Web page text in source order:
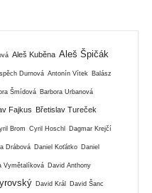
Aleš Kuběna Aleš Špičák
Durnová Antonín Vítek Balász
Šmídová Barbora Urbanová
Fajkus Břetislav Tureček
Brom Cyril Hoschl Dagmar Krejčí
Drábová Daniel Koťátko Daniel
Vymětalíková David Anthony
David Král David Šanc